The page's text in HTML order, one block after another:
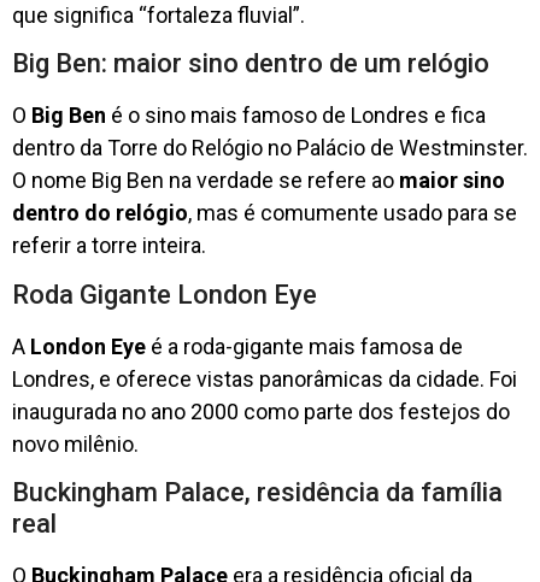
que significa “fortaleza fluvial”.
Big Ben: maior sino dentro de um relógio
O Big Ben é o sino mais famoso de Londres e fica
dentro da Torre do Relógio no Palácio de Westminster.
O nome Big Ben na verdade se refere ao maior sino
dentro do relógio, mas é comumente usado para se
referir a torre inteira.
Roda Gigante London Eye
A London Eye é a roda-gigante mais famosa de
Londres, e oferece vistas panorâmicas da cidade. Foi
inaugurada no ano 2000 como parte dos festejos do
novo milênio.
Buckingham Palace, residência da família
real
O Buckingham Palace era a residência oficial da